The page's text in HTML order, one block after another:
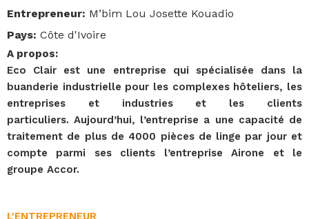
Entrepreneur: M’bim Lou Josette Kouadio
Pays: Côte d'Ivoire
A propos:
Eco Clair est une entreprise qui spécialisée dans la
buanderie industrielle pour les complexes hôteliers, les
entreprises et industries et les clients
particuliers. Aujourd’hui, l’entreprise a une capacité de
traitement de plus de 4000 pièces de linge par jour et
compte parmi ses clients l’entreprise Airone et le
groupe Accor.
L'ENTREPRENEUR